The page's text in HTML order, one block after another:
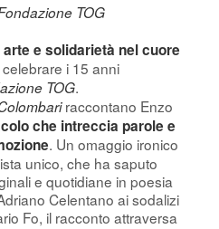
TOG
e solidarietà nel cuore
celebrare i 15 anni
TOG.
raccontano Enzo
che intreccia parole e
. Un omaggio ironico
unico, che ha saputo
e quotidiane in poesia
Celentano ai sodalizi
Fo, il racconto attraversa